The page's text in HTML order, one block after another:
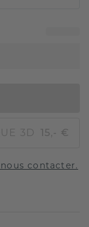
3D 15,- €
contacter.